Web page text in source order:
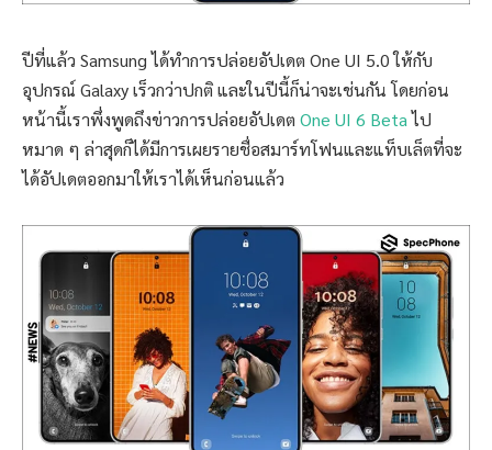
ปีที่แล้ว Samsung ได้ทำการปล่อยอัปเดต One UI 5.0 ให้กับ
อุปกรณ์ Galaxy เร็วกว่าปกติ และในปีนี้ก็น่าจะเช่นกัน โดยก่อน
หน้านี้เราพึ่งพูดถึงข่าวการปล่อยอัปเดต One UI 6 Betaไป
หมาด ๆ ล่าสุดก็ได้มีการเผยรายชื่อสมาร์ทโฟนและแท็บเล็ตที่จะ
ได้อัปเดตออกมาให้เราได้เห็นก่อนแล้ว